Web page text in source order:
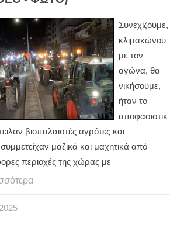
Συνεχίζουμε,
κλιμακώνου
με τον
αγώνα, θα
νικήσουμε,
ήταν το
αποφασιστικ
βιοπαλαιστές αγρότες και
μαζικά και μαχητικά από
περιοχές της χώρας με
2025